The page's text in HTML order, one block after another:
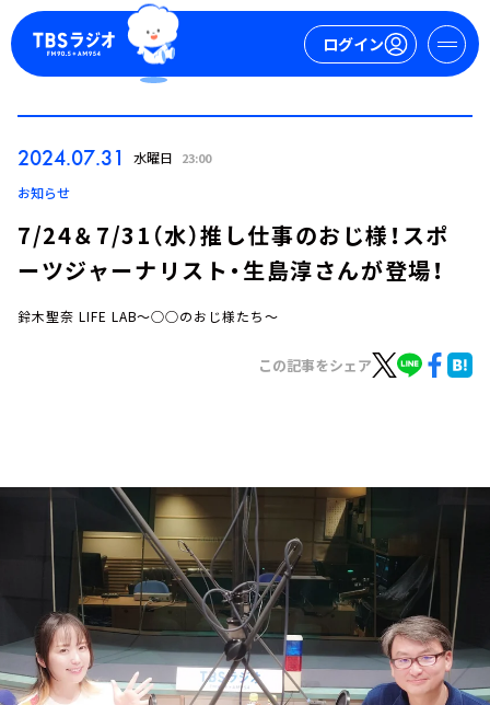
ログイン
お知らせ
イベント・グッズ
YouTube
会社情報
2024.07.31 水曜日 23:00
お知らせ
7/24＆7/31（水）推し仕事のおじ様！スポ
ーツジャーナリスト・生島淳さんが登場！
鈴木聖奈 LIFE LAB～○○のおじ様たち～
この記事をシェア